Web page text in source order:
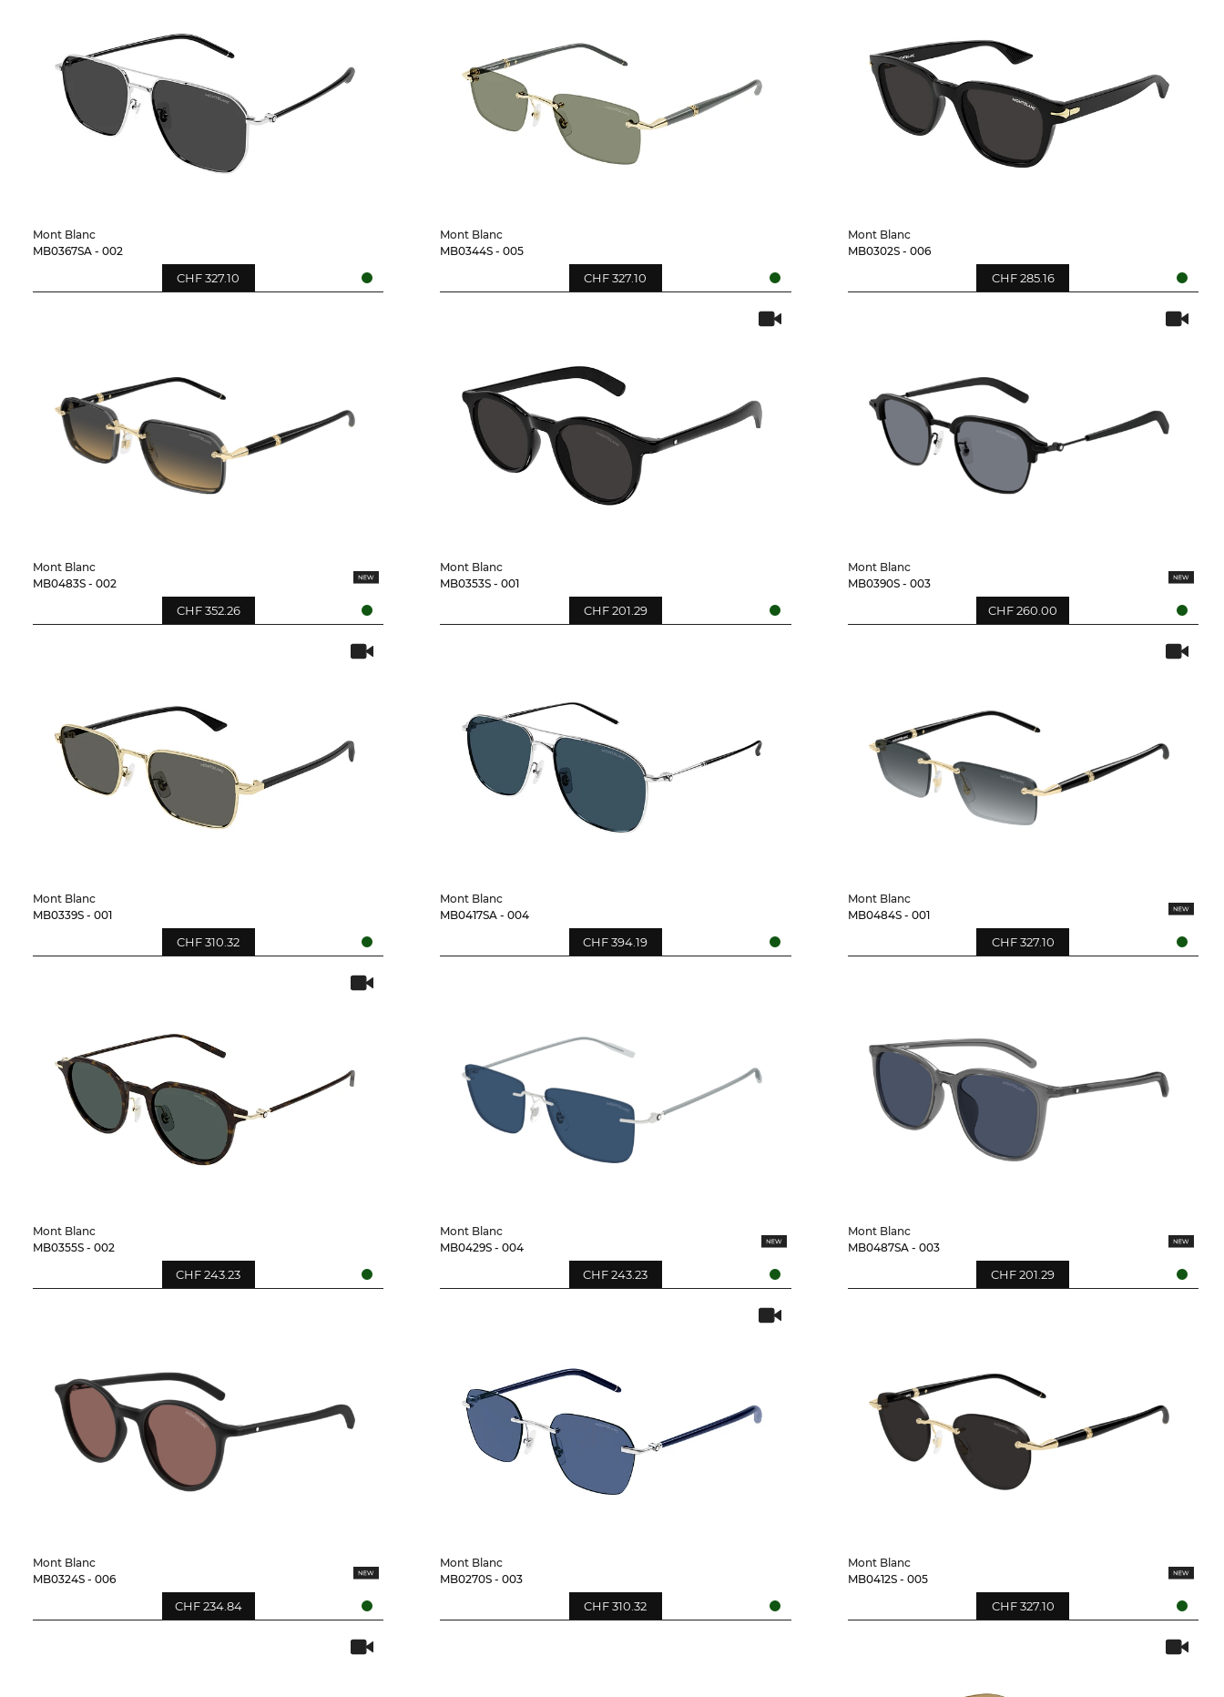
Mont Blanc
MB0367SA - 002
CHF 327.10
Mont Blanc
MB0344S - 005
CHF 327.10
Mont Blanc
MB0302S - 006
CHF 285.16
Mont Blanc
MB0483S - 002
CHF 352.26
Mont Blanc
MB0353S - 001
CHF 201.29
Mont Blanc
MB0390S - 003
CHF 260.00
Mont Blanc
MB0339S - 001
CHF 310.32
Mont Blanc
MB0417SA - 004
CHF 394.19
Mont Blanc
MB0484S - 001
CHF 327.10
Mont Blanc
MB0355S - 002
CHF 243.23
Mont Blanc
MB0429S - 004
CHF 243.23
Mont Blanc
MB0487SA - 003
CHF 201.29
Mont Blanc
MB0324S - 006
CHF 234.84
Mont Blanc
MB0270S - 003
CHF 310.32
Mont Blanc
MB0412S - 005
CHF 327.10